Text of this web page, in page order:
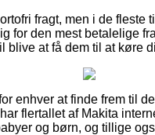
fragt, men i de
for den mest betalelige
blive at få dem til at køre
enhver at finde frem til
flertallet af Makita
og børn, og tillige